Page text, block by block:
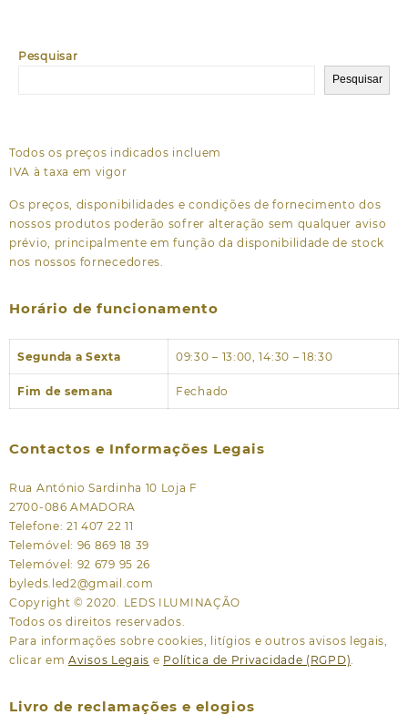
Pesquisar
Pesquisar
Todos os preços indicados incluem
IVA à taxa em vigor
Os preços, disponibilidades e condições de fornecimento dos
nossos produtos poderão sofrer alteração sem qualquer aviso
prévio, principalmente em função da disponibilidade de stock
nos nossos fornecedores.
Horário de funcionamento
Segunda a Sexta 09:30 – 13:00, 14:30 – 18:30
Fim de semana Fechado
Contactos e Informações Legais
Rua António Sardinha 10 Loja F
2700-086 AMADORA
Telefone: 21 407 22 11
Telemóvel: 96 869 18 39
Telemóvel: 92 679 95 26
byleds.led2@gmail.com
Copyright © 2020. LEDS ILUMINAÇÃO
Todos os direitos reservados.
Para informações sobre cookies, litígios e outros avisos legais,
clicar em Avisos Legais e Política de Privacidade (RGPD).
Livro de reclamações e elogios